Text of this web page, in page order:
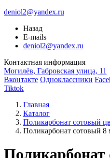
deniol2@yandex.ru
Назад
E-mails
deniol2@yandex.ru
Контактная информация
Могилёв, Габровская улица, 11
Вконтакте Одноклассники
Tiktok
Главная
Каталог
Поликарбонат сотовый
Поликарбонат